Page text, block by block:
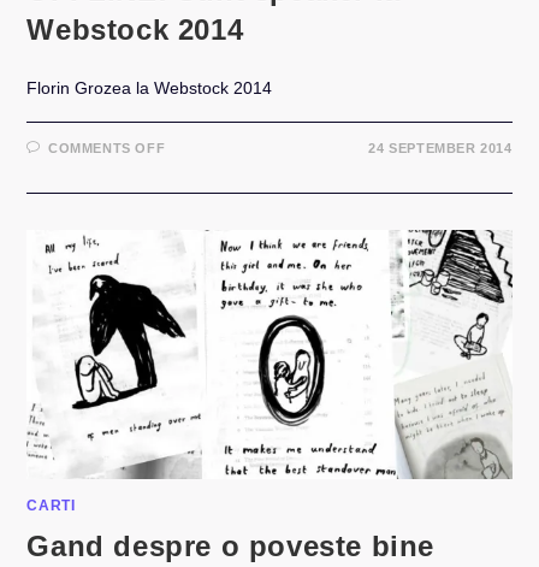
Webstock 2014
Florin Grozea la Webstock 2014
COMMENTS OFFON
SPEAKER
24 SEPTEMBER 2014
CARTI
Gand despre o poveste bine